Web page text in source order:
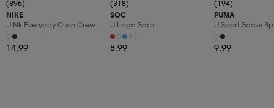
(896)
NIKE
U Nk Everyday Cush Crew
3pr
14,99
(318)
SOC
U Logo Sock
+1
8,99
(194)
PUMA
U Sport Socks 3p
9,99